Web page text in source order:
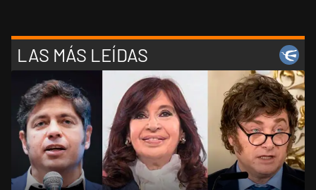
LAS MÁS LEÍDAS